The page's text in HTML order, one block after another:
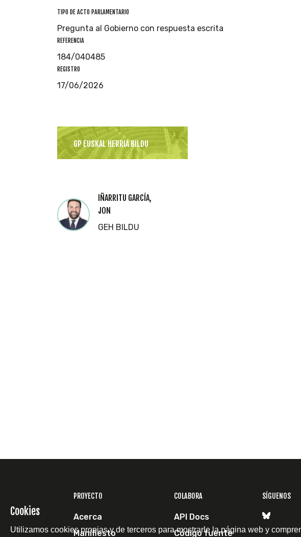
TIPO DE ACTO PARLAMENTARIO
Pregunta al Gobierno con respuesta escrita
REFERENCIA
184/040485
REGISTRO
17/06/2026
GP EUSKAL HERRIA BILDU
IÑARRITU GARCÍA,
JON
GEH BILDU
PROYECTO
Acerca
Manifiesto
COLABORA
API Docs
Código fuente
SÍGUENOS
Cookies
Utilizamos cookies propias y de terceros para mostrarle la página web y